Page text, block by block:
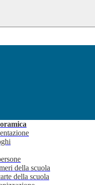
della scuola
della scuola